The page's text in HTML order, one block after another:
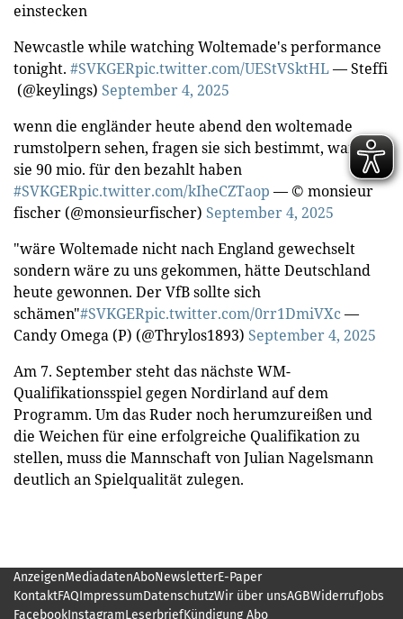
einstecken
Newcastle while watching Woltemade's performance
tonight. #SVKGERpic.twitter.com/UEStVSktHL— Steffi
️ (@keylings) September 4, 2025
wenn die engländer heute abend den woltemade
rumstolpern sehen, fragen sie sich bestimmt, warum
sie 90 mio. für den bezahlt haben
#SVKGERpic.twitter.com/kIheCZTaop — © monsieur
fischer (@monsieurfischer) September 4, 2025
"wäre Woltemade nicht nach England gewechselt
sondern wäre zu uns gekommen, hätte Deutschland
heute gewonnen. Der VfB sollte sich
schämen"#SVKGERpic.twitter.com/0rr1DmiVXc—
Candy Omega (P) (@Thrylos1893) September 4, 2025
Am 7. September steht das nächste WM-
Qualifikationsspiel gegen Nordirland auf dem
Programm. Um das Ruder noch herumzureißen und
die Weichen für eine erfolgreiche Qualifikation zu
stellen, muss die Mannschaft von Julian Nagelsmann
deutlich an Spielqualität zulegen.
AnzeigenMediadatenAboNewsletterE-Paper
KontaktFAQImpressumDatenschutzWir über unsAGBWiderrufJobs
FacebookInstagramLeserbriefKündigung Abo